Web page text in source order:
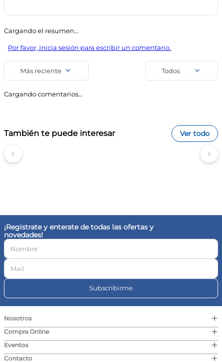
23624
7798082448881
Uso
Cargando el resumen…
Por favor, inicia sesión para escribir un comentario.
Más reciente Todos
Cargando comentarios…
También te puede interesar Ver todo
¡Registrate y enterate de todas las ofertas y
novedades!
Subscribirme
Nosotros +
Compra Online +
Eventos +
Contacto +